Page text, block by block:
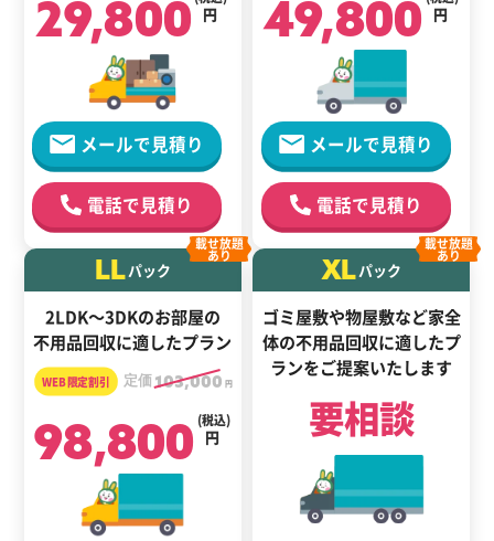
29,800 円
メールで見積り
電話で見積り
49,800 円
メールで見積り
電話で見積り
LLパック
2LDK～3DKのお部屋の
不用品回収に適したプラン
載せ放題
あり
定価103,000 円
98,800 円
(税込)
XLパック
ゴミ屋敷や物屋敷など家全
体の不用品回収に適したプ
ランをご提案いたします
載せ放題
あり
要相談